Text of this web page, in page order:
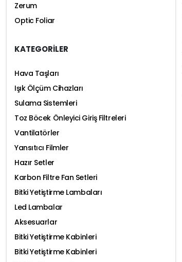
Zerum
Optic Foliar
KATEGORİLER
Hava Taşları
Işık Ölçüm Cihazları
Sulama Sistemleri
Toz Böcek Önleyici Giriş Filtreleri
Vantilatörler
Yansıtıcı Filmler
Hazır Setler
Karbon Filtre Fan Setleri
Bitki Yetiştirme Lambaları
Led Lambalar
Aksesuarlar
Bitki Yetiştirme Kabinleri
Bitki Yetiştirme Kabinleri